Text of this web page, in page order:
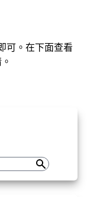
可。在下面查看